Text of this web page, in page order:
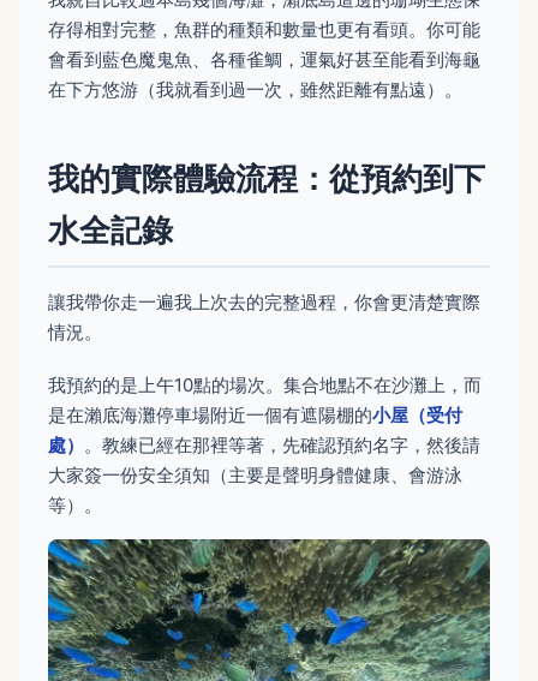
存得相對完整，魚群的種類和數量也更有看頭。你可能
會看到藍色魔鬼魚、各種雀鯛，運氣好甚至能看到海龜
在下方悠游（我就看到過一次，雖然距離有點遠）。
我的實際體驗流程：從預約到下
水全記錄
讓我帶你走一遍我上次去的完整過程，你會更清楚實際
情況。
我預約的是上午10點的場次。集合地點不在沙灘上，而
是在瀨底海灘停車場附近一個有遮陽棚的小屋（受付
處） 。教練已經在那裡等著，先確認預約名字，然後請
大家簽一份安全須知（主要是聲明身體健康、會游泳
等）。